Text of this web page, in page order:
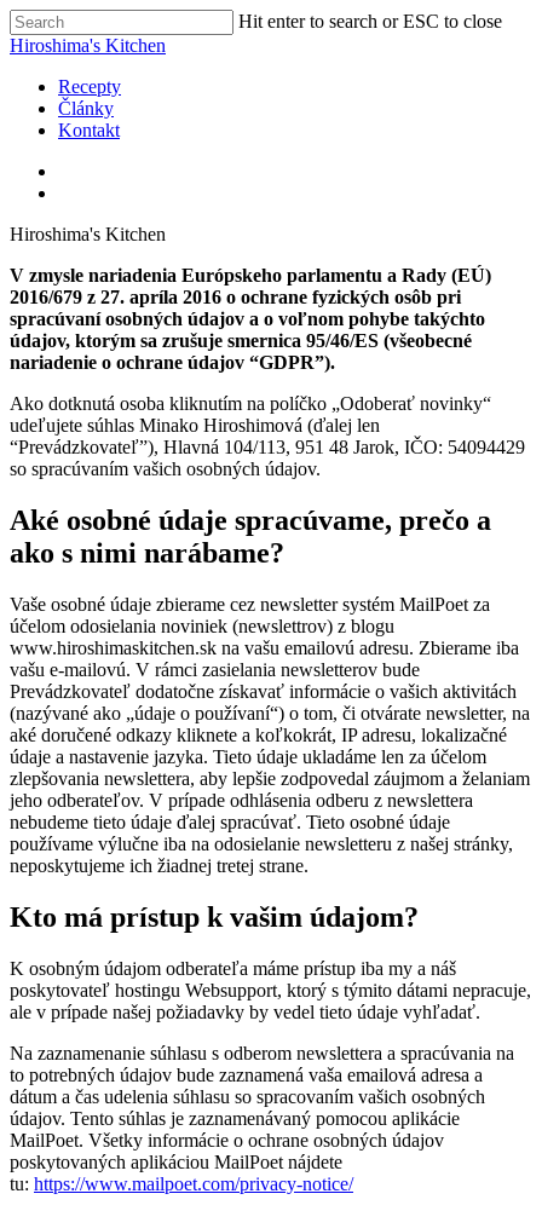
Skip
to
content
Hit enter to search or ESC to close
Close
Hiroshima's Kitchen
search
Menu
Recepty
Články
Kontakt
Hiroshima's Kitchen
V zmysle nariadenia Európskeho parlamentu a Rady (EÚ)
2016/679 z 27. apríla 2016 o ochrane fyzických osôb pri
spracúvaní osobných údajov a o voľnom pohybe takýchto
údajov, ktorým sa zrušuje smernica 95/46/ES (všeobecné
nariadenie o ochrane údajov “GDPR”).
Ako dotknutá osoba kliknutím na políčko „Odoberať novinky“
udeľujete súhlas Minako Hiroshimová (ďalej len
“Prevádzkovateľ”), Hlavná 104/113, 951 48 Jarok, IČO: 54094429
so spracúvaním vašich osobných údajov.
Aké osobné údaje spracúvame, prečo a
ako s nimi narábame?
Vaše osobné údaje zbierame cez newsletter systém MailPoet za
účelom odosielania noviniek (newslettrov) z blogu
www.hiroshimaskitchen.sk na vašu emailovú adresu. Zbierame iba
vašu e-mailovú. V rámci zasielania newsletterov bude
Prevádzkovateľ dodatočne získavať informácie o vašich aktivitách
(nazývané ako „údaje o používaní“) o tom, či otvárate newsletter, na
aké doručené odkazy kliknete a koľkokrát, IP adresu, lokalizačné
údaje a nastavenie jazyka. Tieto údaje ukladáme len za účelom
zlepšovania newslettera, aby lepšie zodpovedal záujmom a želaniam
jeho odberateľov. V prípade odhlásenia odberu z newslettera
nebudeme tieto údaje ďalej spracúvať. Tieto osobné údaje
používame výlučne iba na odosielanie newsletteru z našej stránky,
neposkytujeme ich žiadnej tretej strane.
Kto má prístup k vašim údajom?
K osobným údajom odberateľa máme prístup iba my a náš
poskytovateľ hostingu Websupport, ktorý s týmito dátami nepracuje,
ale v prípade našej požiadavky by vedel tieto údaje vyhľadať.
Na zaznamenanie súhlasu s odberom newslettera a spracúvania na
to potrebných údajov bude zaznamená vaša emailová adresa a
dátum a čas udelenia súhlasu so spracovaním vašich osobných
údajov. Tento súhlas je zaznamenávaný pomocou aplikácie
MailPoet. Všetky informácie o ochrane osobných údajov
poskytovaných aplikáciou MailPoet nájdete
tu: https://www.mailpoet.com/privacy-notice/